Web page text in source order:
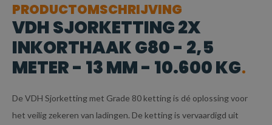
PRODUCTOMSCHRIJVING
VDH SJORKETTING 2X
INKORTHAAK G80 - 2,5
METER - 13 MM - 10.600 KG
De VDH Sjorketting met Grade 80 ketting is dé oplossing voor
het veilig zekeren van ladingen. De ketting is vervaardigd uit